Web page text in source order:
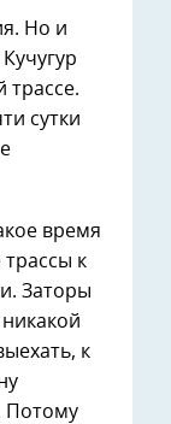
Но и
трассе.
сутки
время
трассы к
Заторы
к
Потому